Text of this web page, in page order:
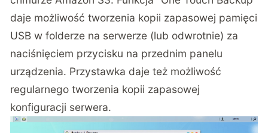
daje możliwość tworzenia kopii zapasowej pamięci
USB w folderze na serwerze (lub odwrotnie) za
naciśnięciem przycisku na przednim panelu
urządzenia. Przystawka daje też możliwość
regularnego tworzenia kopii zapasowej
konfiguracji serwera.